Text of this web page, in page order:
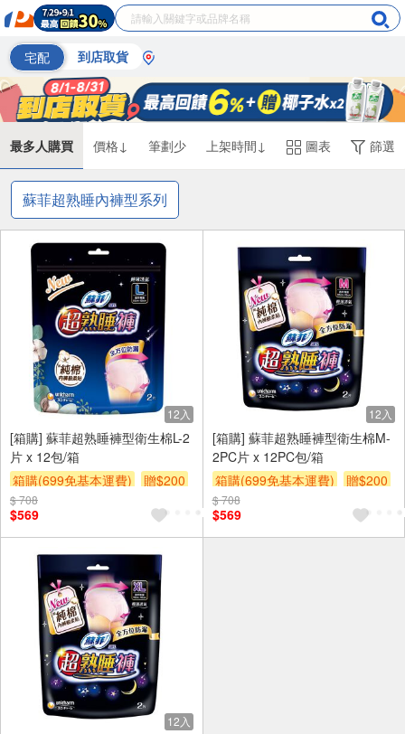
宅配 到店取貨
最多人購買 價格↓ 筆劃少 上架時間↓ 圖表 篩選
蘇菲超熟睡內褲型系列
12入
[箱購] 蘇菲超熟睡褲型衛生棉L-2
片 x 12包/箱
箱購(699免基本運費)
贈$200
$ 708
$569
12入
[箱購] 蘇菲超熟睡褲型衛生棉M-
2PC片 x 12PC包/箱
箱購(699免基本運費)
贈$200
$ 708
$569
12入